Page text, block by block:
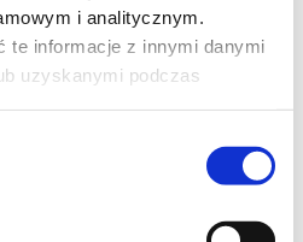
i analitycznym.
te informacje z innymi danymi
uzyskanymi podczas